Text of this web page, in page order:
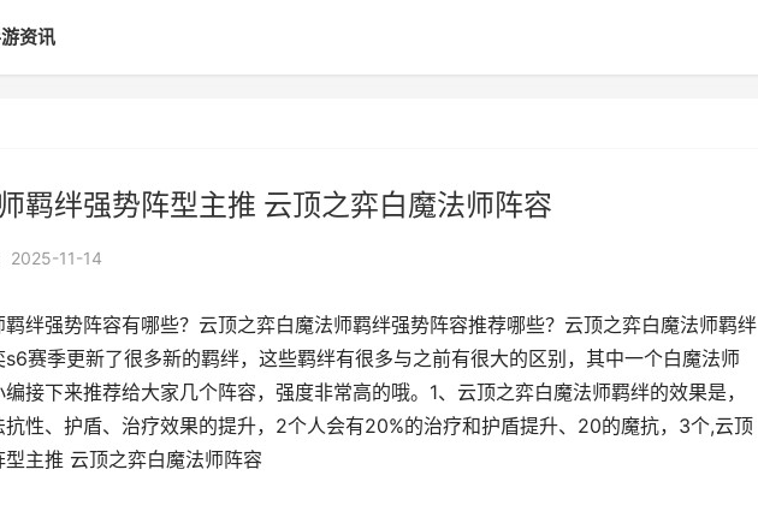
资讯
羁绊强势阵型主推 云顶之弈白魔法师阵容
2025-11-14
绊强势阵容有哪些？云顶之弈白魔法师羁绊强势阵容推荐哪些？云顶之弈白魔法师羁绊
赛季更新了很多新的羁绊，这些羁绊有很多与之前有很大的区别，其中一个白魔法师
接下来推荐给大家几个阵容，强度非常高的哦。1、云顶之弈白魔法师羁绊的效果是，
抗性、护盾、治疗效果的提升，2个人会有20%的治疗和护盾提升、20的魔抗，3个,云顶
主推 云顶之弈白魔法师阵容